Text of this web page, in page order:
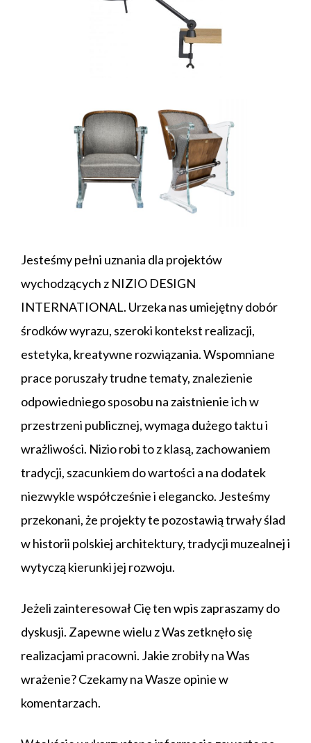
Jesteśmy pełni uznania dla projektów
wychodzących z NIZIO DESIGN
INTERNATIONAL. Urzeka nas umiejętny dobór
środków wyrazu, szeroki kontekst realizacji,
estetyka, kreatywne rozwiązania. Wspomniane
prace poruszały trudne tematy, znalezienie
odpowiedniego sposobu na zaistnienie ich w
przestrzeni publicznej, wymaga dużego taktu i
wrażliwości. Nizio robi to z klasą, zachowaniem
tradycji, szacunkiem do wartości a na dodatek
niezwykle współcześnie i elegancko. Jesteśmy
przekonani, że projekty te pozostawią trwały ślad
w historii polskiej architektury, tradycji muzealnej i
wytyczą kierunki jej rozwoju.
Jeżeli zainteresował Cię ten wpis zapraszamy do
dyskusji. Zapewne wielu z Was zetknęło się
realizacjami pracowni. Jakie zrobiły na Was
wrażenie? Czekamy na Wasze opinie w
komentarzach.